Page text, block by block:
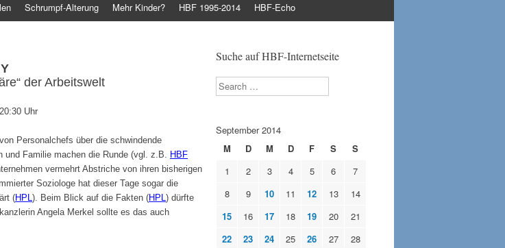
Schrumpf-Alterung Mehr Kinder? HBF 1995-2014 HBF-Echo
der Arbeitswelt
Uhr
Personalchefs über die schwindende
und Familie machen die Runde (vgl. z.B. HBF
vermehrt Abstriche von ihren bisherigen
Soziologe hat dieser Tage sogar die
(HPL ). Beim Blick auf die Fakten (HPL ) dürfte
Angela Merkel sollte es das auch
Suche auf HBF-Internetseite
Search
September 2014
M
D M D F S
S
1
2 3 4 5 6
7
8
9 10 11 12 13
14
15
16 17 18 19 20
21
22
23 24 25 26 27
28